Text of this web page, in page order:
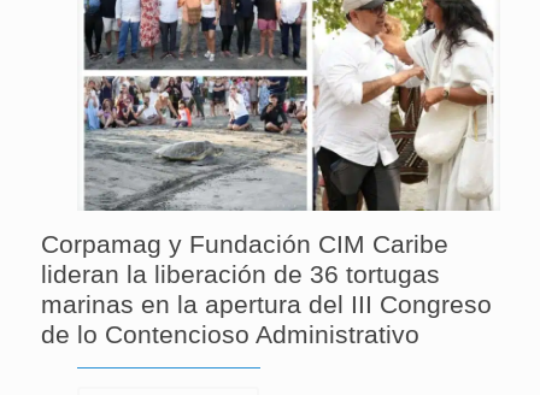
Corpamag y Fundación CIM Caribe
lideran la liberación de 36 tortugas
marinas en la apertura del III Congreso
de lo Contencioso Administrativo